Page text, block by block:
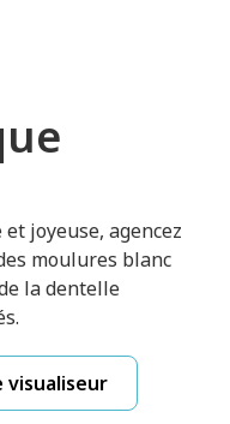
joyeuse, agencez
moulures blanc
la dentelle
visualiseur